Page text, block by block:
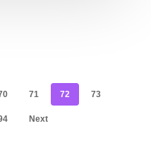
71 72 73
Next